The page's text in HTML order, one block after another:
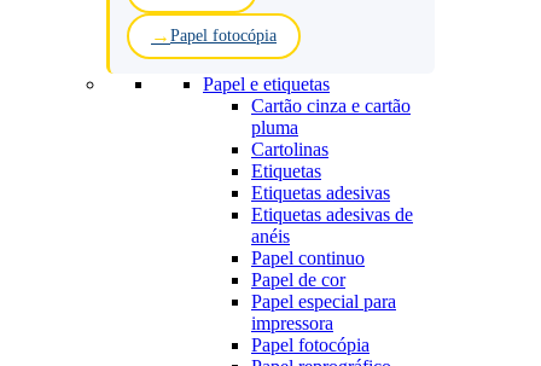
Papel fotocópia
Papel e etiquetas
Cartão cinza e cartão
pluma
Cartolinas
Etiquetas
Etiquetas adesivas
Etiquetas adesivas de
anéis
Papel continuo
Papel de cor
Papel especial para
impressora
Papel fotocópia